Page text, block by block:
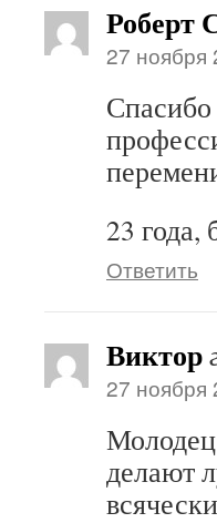
Роберт
27 ноября
Спасибо
23
Ответить
Виктор
27 ноября
делают